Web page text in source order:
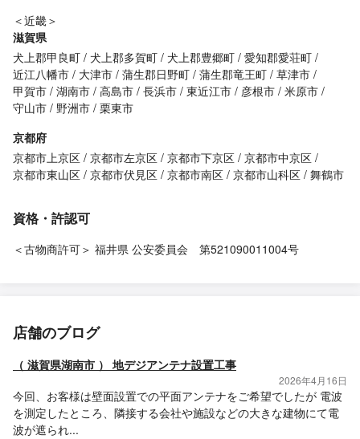
＜近畿＞
滋賀県
犬上郡甲良町 犬上郡多賀町 犬上郡豊郷町 愛知郡愛荘町
近江八幡市
大津市 蒲生郡日野町 蒲生郡竜王町 草津市
甲賀市 湖南市 高島市 長浜市 東近江市 彦根市 米原市
守山市 野洲市 栗東市
京都府
京都市上京区 京都市左京区 京都市下京区 京都市中京区
京都市東山区 京都市伏見区 京都市南区 京都市山科区 舞鶴市
資格・許認可
＜古物商許可＞ 福井県 公安委員会 第521090011004号
店舗のブログ
（ 滋賀県湖南市 ） 地デジアンテナ設置工事
2026年4月16日
今回、お客様は壁面設置での平面アンテナをご希望でしたが 電波
を測定したところ、隣接する会社や施設などの大きな建物にて電
波が遮られ...